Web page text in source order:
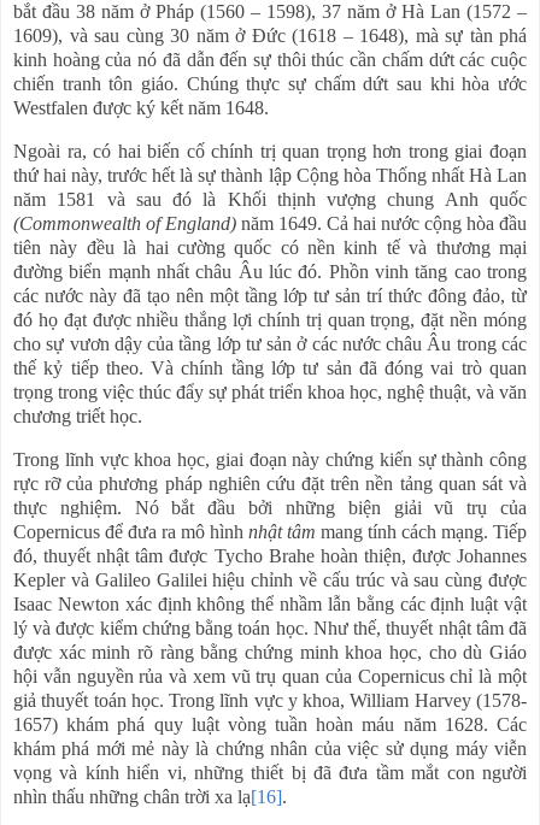
bắt đầu 38 năm ở Pháp (1560 – 1598), 37 năm ở Hà Lan (1572 –
1609), và sau cùng 30 năm ở Đức (1618 – 1648), mà sự tàn phá
kinh hoàng của nó đã dẫn đến sự thôi thúc cần chấm dứt các cuộc
chiến tranh tôn giáo. Chúng thực sự chấm dứt sau khi hòa ước
Westfalen được ký kết năm 1648.
Ngoài ra, có hai biến cố chính trị quan trọng hơn trong giai đoạn
thứ hai này, trước hết là sự thành lập Cộng hòa Thống nhất Hà Lan
năm 1581 và sau đó là Khối thịnh vượng chung Anh quốc
(Commonwealth of England) năm 1649. Cả hai nước cộng hòa đầu
tiên này đều là hai cường quốc có nền kinh tế và thương mại
đường biển mạnh nhất châu Âu lúc đó. Phồn vinh tăng cao trong
các nước này đã tạo nên một tầng lớp tư sản trí thức đông đảo, từ
đó họ đạt được nhiều thắng lợi chính trị quan trọng, đặt nền móng
cho sự vươn dậy của tầng lớp tư sản ở các nước châu Âu trong các
thế kỷ tiếp theo. Và chính tầng lớp tư sản đã đóng vai trò quan
trọng trong việc thúc đẩy sự phát triển khoa học, nghệ thuật, và văn
chương triết học.
Trong lĩnh vực khoa học, giai đoạn này chứng kiến sự thành công
rực rỡ của phương pháp nghiên cứu đặt trên nền tảng quan sát và
thực nghiệm. Nó bắt đầu bởi những biện giải vũ trụ của
Copernicus để đưa ra mô hình nhật tâm mang tính cách mạng. Tiếp
đó, thuyết nhật tâm được Tycho Brahe hoàn thiện, được Johannes
Kepler và Galileo Galilei hiệu chỉnh về cấu trúc và sau cùng được
Isaac Newton xác định không thể nhầm lẫn bằng các định luật vật
lý và được kiểm chứng bằng toán học. Như thế, thuyết nhật tâm đã
được xác minh rõ ràng bằng chứng minh khoa học, cho dù Giáo
hội vẫn nguyền rủa và xem vũ trụ quan của Copernicus chỉ là một
giả thuyết toán học. Trong lĩnh vực y khoa, William Harvey (1578-
1657) khám phá quy luật vòng tuần hoàn máu năm 1628. Các
khám phá mới mẻ này là chứng nhân của việc sử dụng máy viễn
vọng và kính hiển vi, những thiết bị đã đưa tầm mắt con người
nhìn thấu những chân trời xa lạ[16].